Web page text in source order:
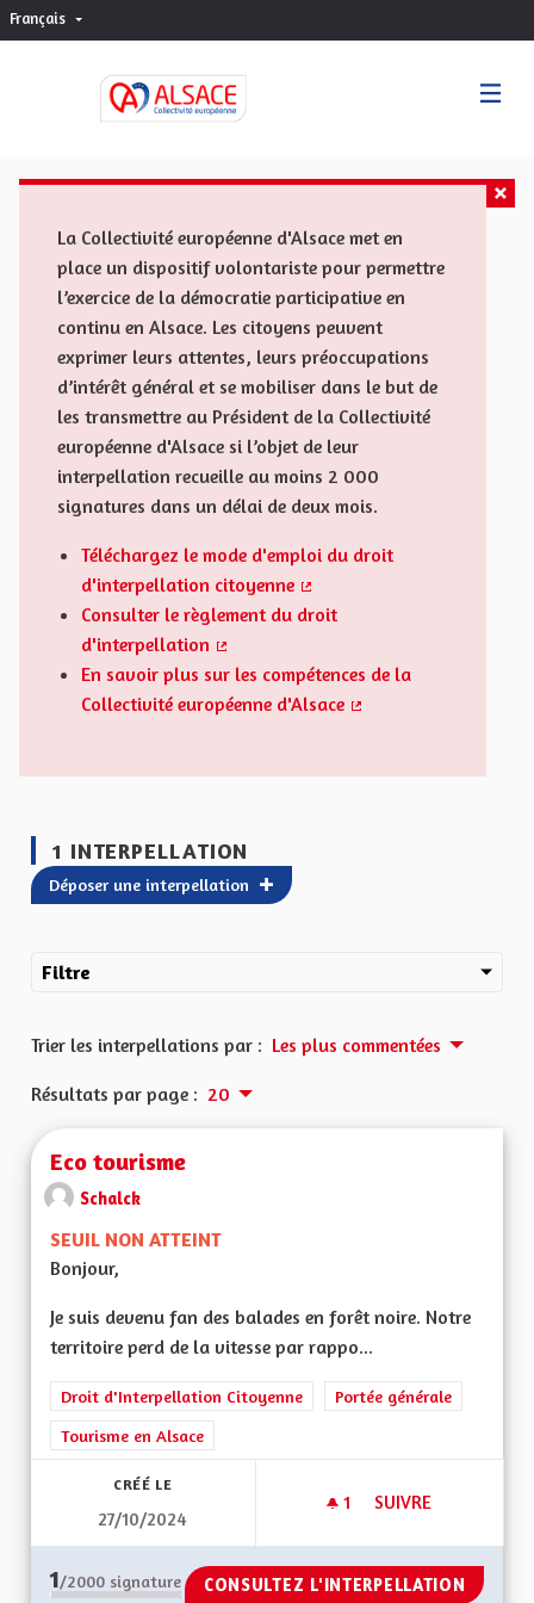
Français Choisir la langue
La Collectivité européenne d'Alsace met en
place un dispositif volontariste pour permettre
l’exercice de la démocratie participative en
continu en Alsace. Les citoyens peuvent
exprimer leurs attentes, leurs préoccupations
d’intérêt général et se mobiliser dans le but de
les transmettre au Président de la Collectivité
européenne d'Alsace si l’objet de leur
interpellation recueille au moins 2 000
signatures dans un délai de deux mois.
Téléchargez le mode d'emploi du droit
d'interpellation citoyenne
(Lien externe)
Consulter le règlement du droit
d'interpellation
(Lien externe)
En savoir plus sur les compétences de la
Collectivité européenne d'Alsace
1 INTERPELLATION
Déposer une interpellation
Filtre
Trier les interpellations par : Les plus commentées
Résultats par page : 20
Eco tourisme
Schalck
SEUIL NON ATTEINT
Bonjour,
Je suis devenu fan des balades en forêt noire. Notre
territoire perd de la vitesse par rappo...
Droit d'Interpellation Citoyenne
Portée générale
Tourisme en Alsace
CRÉÉ LE
27/10/2024
1 1 ABONNÉ
SUIVRE
1/2000 signature CONSULTEZ L'INTERPELLATION